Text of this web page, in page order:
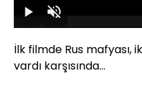
DuraklatSesi
Aç
İlk filmde Rus mafyası,
vardı karşısında...